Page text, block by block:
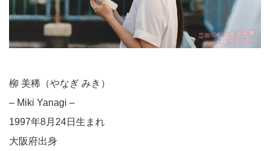
柳 美稀（やなぎ みき）
– Miki Yanagi –
1997年8月24日生まれ
大阪府出身